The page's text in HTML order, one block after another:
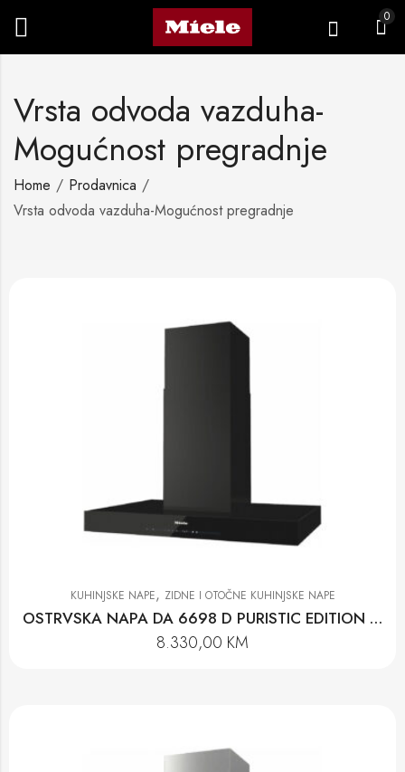
0
Vrsta odvoda vazduha-
Mogućnost pregradnje
Home
Prodavnica
Vrsta odvoda vazduha-Mogućnost pregradnje
KUHINJSKE NAPE, ZIDNE I OTOČNE KUHINJSKE NAPE
OSTRVSKA NAPA DA 6698 D PURISTIC EDITION 6000
8.330,00 KM